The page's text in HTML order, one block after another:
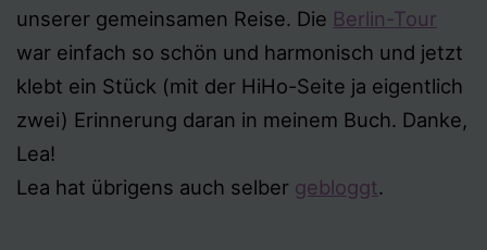
unserer gemeinsamen Reise. Die Berlin-Tour
war einfach so schön und harmonisch und jetzt
klebt ein Stück (mit der HiHo-Seite ja eigentlich
zwei) Erinnerung daran in meinem Buch. Danke,
Lea!
Lea hat übrigens auch selber gebloggt.